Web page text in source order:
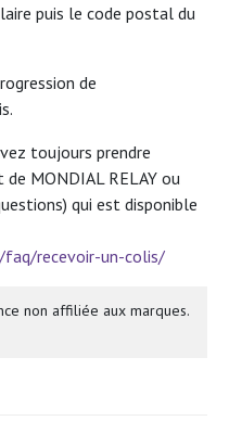
puis le code postal du
de
toujours prendre
MONDIAL RELAY ou
qui est disponible
recevoir-un-colis/
non affiliée aux marques.